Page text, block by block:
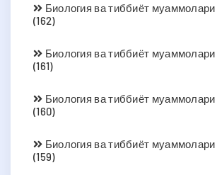
Биология ва тиббиёт
(162)
Биология ва тиббиёт
(161)
Биология ва тиббиёт
(160)
Биология ва тиббиёт
(159)